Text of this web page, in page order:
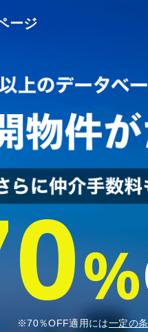
ージ
%
※70％OFF適用には一定の